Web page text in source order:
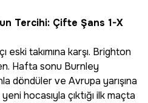
Tercihi: Çifte Şans 1-X
eski takımına karşı. Brighton
Hafta sonu Burnley
döndüler ve Avrupa yarışına
hocasıyla çıktığı ilk maçta